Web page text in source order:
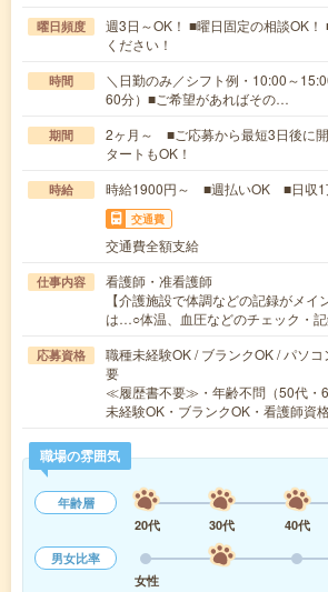
曜日頻度
週3日～OK！ ■曜日固定の相談OK
ください！
時間
＼日勤のみ／シフト例・10:00～
60分）■ご希望があればその…
期間
2ヶ月～ ■ご応募から最短3日後に
タートもOK！
時給 時給1900円～ ■週払いOK ■日収1
交通費
交通費全額支給
仕事内容
看護師・准看護師
【介護施設で体調などの記録がメ
は…○体温、血圧などのチェック・
応募資格
職種未経験OK / ブランクOK / パソ
要
≪履歴書不要≫・年齢不問（50代・
未経験OK・ブランクOK・看護師資
職場の雰囲気
年齢層
20代
30代 40代
男女比率
女性